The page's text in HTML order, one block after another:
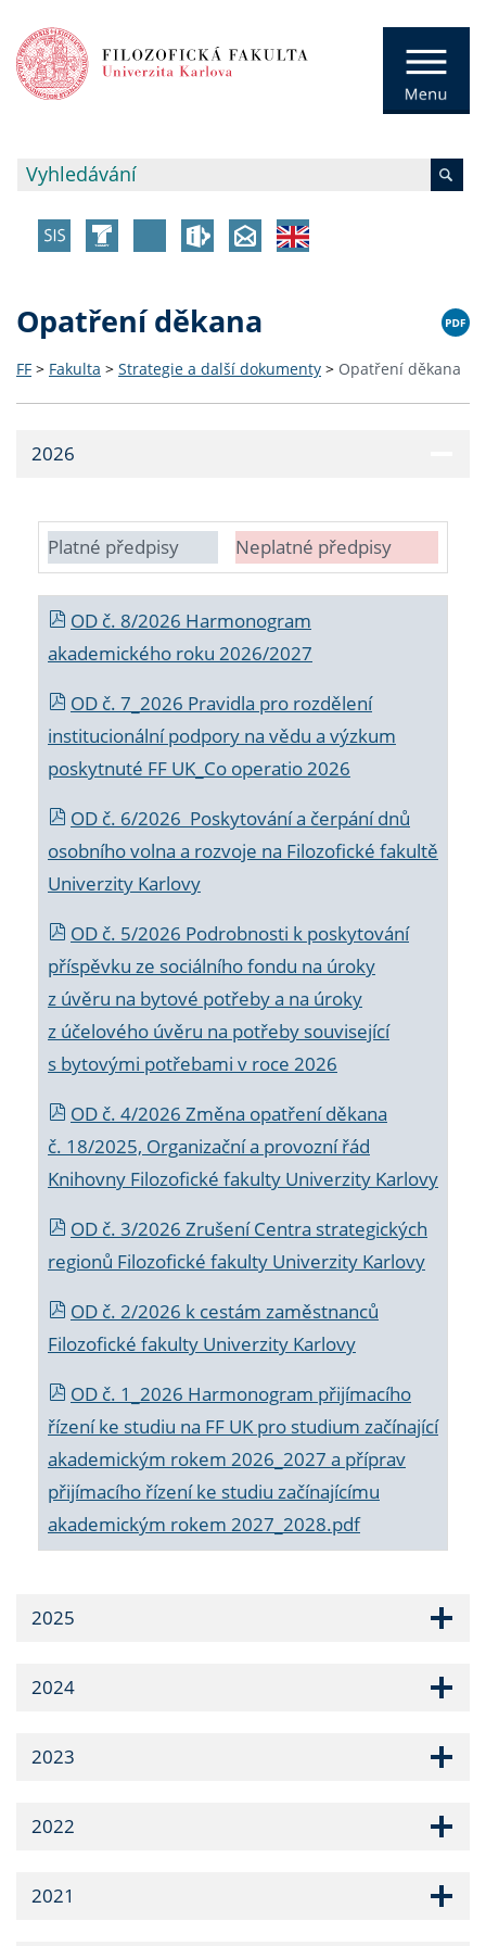
Opatření děkana
FF > Fakulta > Strategie a další dokumenty > Opatření děkana
2026
Platné předpisy Neplatné předpisy
OD č. 8/2026 Harmonogram
akademického roku 2026/2027
OD č. 7_2026 Pravidla pro rozdělení
institucionální podpory na vědu a výzkum
poskytnuté FF UK_Co operatio 2026
OD č. 6/2026 Poskytování a čerpání dnů
osobního volna a rozvoje na Filozofické fakultě
Univerzity Karlovy
OD č. 5/2026 Podrobnosti k poskytování
příspěvku ze sociálního fondu na úroky
z úvěru na bytové potřeby a na úroky
z účelového úvěru na potřeby související
s bytovými potřebami v roce 2026
OD č. 4/2026 Změna opatření děkana
č. 18/2025, Organizační a provozní řád
Knihovny Filozofické fakulty Univerzity Karlovy
OD č. 3/2026 Zrušení Centra strategických
regionů Filozofické fakulty Univerzity Karlovy
OD č. 2/2026 k cestám zaměstnanců
Filozofické fakulty Univerzity Karlovy
OD č. 1_2026 Harmonogram přijímacího
řízení ke studiu na FF UK pro studium začínající
akademickým rokem 2026_2027 a příprav
přijímacího řízení ke studiu začínajícímu
akademickým rokem 2027_2028.pdf
2025
2024
2023
2022
2021